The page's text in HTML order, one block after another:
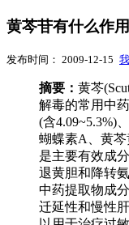
黄芩苷有什么作
发布时间： 2009-12-15
摘要： 黄芩
解毒的常用中
(含4.09~5.3%)
蝴蝶素A、黄芩
是主要有效成
退黄胆和降转
中药提取物成
迁延性和慢性